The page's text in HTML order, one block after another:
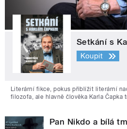
Setkání s
Koupit
Literární fikce, pokus přiblížit literární
filozofa, ale hlavně člověka Karla Čapka
Pan Nikdo a bílá